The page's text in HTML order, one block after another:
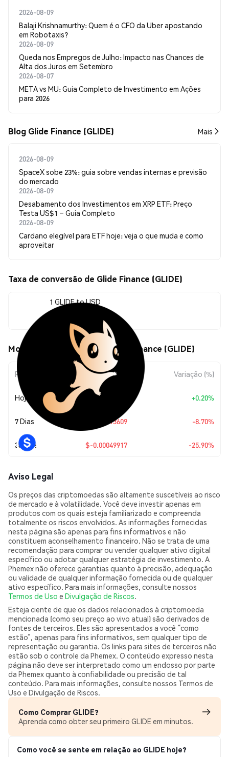
2026-08-09
Balaji Krishnamurthy: Quem é o CFO da Uber apostando
em Robotaxis?
2026-08-09
Queda nos Empregos de Julho: Impacto nas Chances de
Alta dos Juros em Setembro
2026-08-07
META vs MU: Guia Completo de Investimento em Ações
para 2026
Blog Glide Finance (GLIDE) Mais
2026-08-09
SpaceX sobe 23%: guia sobre vendas internas e previsão
do mercado
2026-08-09
Desabamento dos Investimentos em XRP ETF: Preço
Testa US$1 – Guia Completo
2026-08-09
Cardano elegível para ETF hoje: veja o que muda e como
aproveitar
Taxa de conversão de Glide Finance (GLIDE)
1 GLIDE to USD
Movimentos de preço de Glide Finance (GLIDE)
Período Variação do Valor Variação (%)
Hoje $0.00000285 +0.20%
7 Dias $-0.00013609 -8.70%
30 Dias $-0.00049917 -25.90%
Aviso Legal
Os preços das criptomoedas são altamente suscetíveis ao risco
de mercado e à volatilidade. Você deve investir apenas em
produtos com os quais esteja familiarizado e compreenda
totalmente os riscos envolvidos. As informações fornecidas
nesta página são apenas para fins informativos e não
constituem aconselhamento financeiro. Não se trata de uma
recomendação para comprar ou vender qualquer ativo digital
específico ou adotar qualquer estratégia de investimento. A
Phemex não oferece garantias quanto à precisão, adequação
ou validade de qualquer informação fornecida ou de qualquer
ativo específico. Para mais informações, consulte nossos
Termos de Uso e Divulgação de Riscos.
Esteja ciente de que os dados relacionados à criptomoeda
mencionada (como seu preço ao vivo atual) são derivados de
fontes de terceiros. Eles são apresentados a você “como
estão”, apenas para fins informativos, sem qualquer tipo de
representação ou garantia. Os links para sites de terceiros não
estão sob o controle da Phemex. O conteúdo expresso nesta
página não deve ser interpretado como um endosso por parte
da Phemex quanto à confiabilidade ou precisão de tal
conteúdo. Para mais informações, consulte nossos Termos de
Uso e Divulgação de Riscos.
Como Comprar GLIDE?
Aprenda como obter seu primeiro GLIDE em minutos.
Como você se sente em relação ao GLIDE hoje?